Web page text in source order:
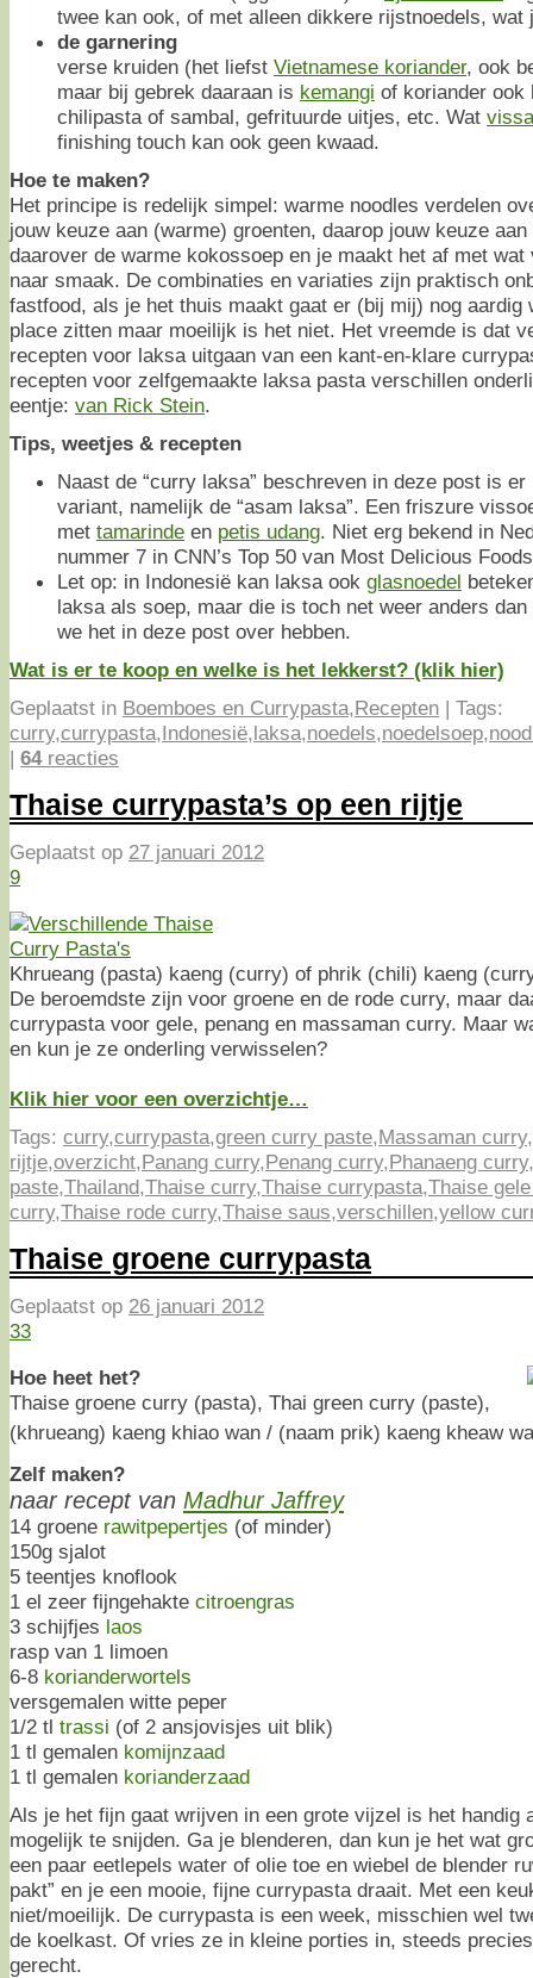
twee kan ook, of met alleen dikkere rijstnoedels, wat
de garnering
verse kruiden (het liefst Vietnamese koriander, ook
maar bij gebrek daaraan is kemangi of koriander ook
chilipasta of sambal, gefrituurde uitjes, etc. Wat
finishing touch kan ook geen kwaad.
Hoe te maken?
Het principe is redelijk simpel: warme noodles verdelen
jouw keuze aan (warme) groenten, daarop jouw keuze
daarover de warme kokossoep en je maakt het af met
naar smaak. De combinaties en variaties zijn praktisch
fastfood, als je het thuis maakt gaat er (bij mij) nog aardig
place zitten maar moeilijk is het niet. Het vreemde is dat
recepten voor laksa uitgaan van een kant-en-klare
recepten voor zelfgemaakte laksa pasta verschillen
eentje: van Rick Stein.
Tips, weetjes & recepten
Naast de “curry laksa” beschreven in deze post is
variant, namelijk de “asam laksa”. Een friszure
met tamarinde en petis udang. Niet erg bekend in
nummer 7 in CNN’s Top 50 van Most Delicious
Let op: in Indonesië kan laksa ook glasnoedel
laksa als soep, maar die is toch net weer anders
we het in deze post over hebben.
Wat is er te koop en welke is het lekkerst? (klik hier)
Geplaatst in Boemboes en Currypasta,Recepten | Tags:
curry,currypasta,Indonesië,laksa,noedels,noedelsoep,
| 64reacties
Thaise currypasta’s op een rijtje
Geplaatst op 27 januari 2012
9
Khrueang (pasta) kaeng (curry) of phrik (chili) kaeng
De beroemdste zijn voor groene en de rode curry, maar
currypasta voor gele, penang en massaman curry. Maar
en kun je ze onderling verwisselen?
Klik hier voor een overzichtje…
Tags: curry,currypasta,green curry paste,Massaman curry,
rijtje,overzicht,Panang curry,Penang curry,Phanaeng curry,
paste,Thailand,Thaise curry,Thaise currypasta,Thaise
curry,Thaise rode curry,Thaise saus,verschillen,yellow
Thaise groene currypasta
Geplaatst op 26 januari 2012
33
Hoe heet het?
Thaise groene curry (pasta), Thai green curry (paste),
(khrueang) kaeng khiao wan / (naam prik) kaeng kheaw
Zelf maken?
naar recept van Madhur Jaffrey
14 groene rawitpepertjes (of minder)
150g sjalot
5 teentjes knoflook
1 el zeer fijngehakte citroengras
3 schijfjes laos
rasp van 1 limoen
6-8 korianderwortels
versgemalen witte peper
1/2 tl trassi (of 2 ansjovisjes uit blik)
1 tl gemalen komijnzaad
1 tl gemalen korianderzaad
Als je het fijn gaat wrijven in een grote vijzel is het handig
mogelijk te snijden. Ga je blenderen, dan kun je het wat
een paar eetlepels water of olie toe en wiebel de blender
pakt” en je een mooie, fijne currypasta draait. Met een
niet/moeilijk. De currypasta is een week, misschien wel
de koelkast. Of vries ze in kleine porties in, steeds
gerecht.